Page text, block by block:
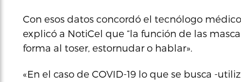
Con esos datos concordó el tecnólogo
explicó a NotiCel que “la función de las
forma al toser, estornudar o hablar».
«En el caso de COVID-19 lo que se busca -